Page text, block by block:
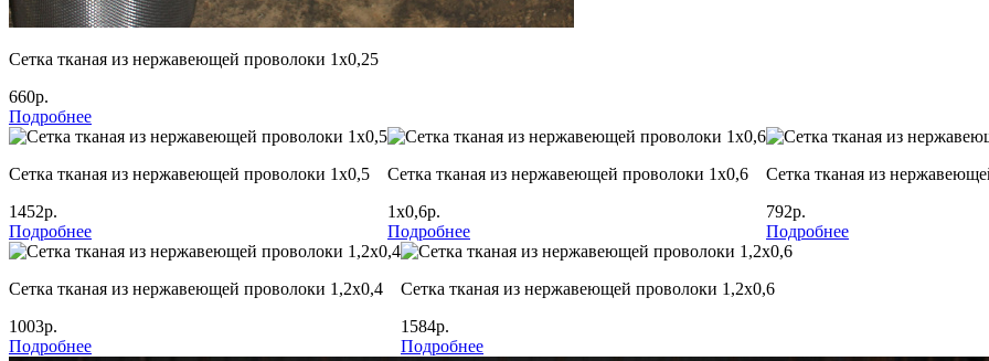
Сетка тканая из нержавеющей проволоки 1х0,25
660р.
Подробнее
Сетка тканая из нержавеющей проволоки 1х0,5
1452р.
Подробнее
Сетка тканая из нержавеющей проволоки 1х0,6
1х0,6р.
Подробнее
Сетка тканая из
792р.
Подробнее
Сетка тканая из нержавеющей проволоки 1,2х0,4
1003р.
Подробнее
Сетка тканая из нержавеющей проволоки 1,2х0,6
1584р.
Подробнее